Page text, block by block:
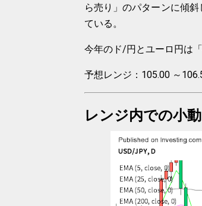
ら売り」のパターンに傾
ている。
今年のド/円とユーロ円は
予想レンジ：105.00 ～
レンジ内での小